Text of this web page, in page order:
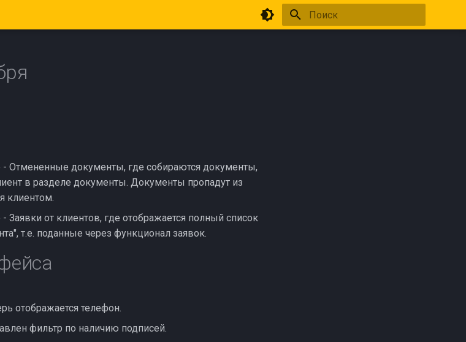
Отмененные документы, где собираются документы,
в разделе документы. Документы пропадут из
клиентом.
Заявки от клиентов, где отображается полный список
т.е. поданные через функционал заявок.
отображается телефон.
фильтр по наличию подписей.